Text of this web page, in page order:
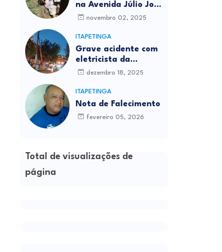
na Avenida Júlio José
Rodrigues deixa um
novembro 02, 2025
ITAPETINGA
Grave acidente com
eletricista da
Prefeitura é
Itapetinga
dezembro 18, 2025
ITAPETINGA
Nota de Falecimento
fevereiro 05, 2026
Total de visualizações de
página